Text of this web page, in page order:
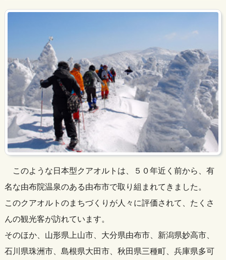
このような日本型クアオルトは、５０年近く前から、有
名な由布院温泉のある由布市で取り組まれてきました。
このクアオルトのまちづくりが人々に評価されて、たくさ
んの観光客が訪れています。
そのほか、山形県上山市、大分県由布市、新潟県妙高市、
石川県珠洲市、島根県大田市、秋田県三種町、兵庫県多可